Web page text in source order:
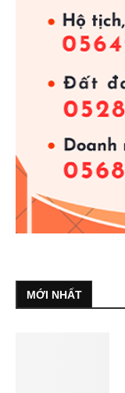
MỚI NHẤT